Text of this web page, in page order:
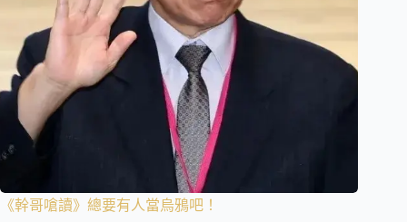
《幹哥嗆讀》總要有人當烏鴉吧！